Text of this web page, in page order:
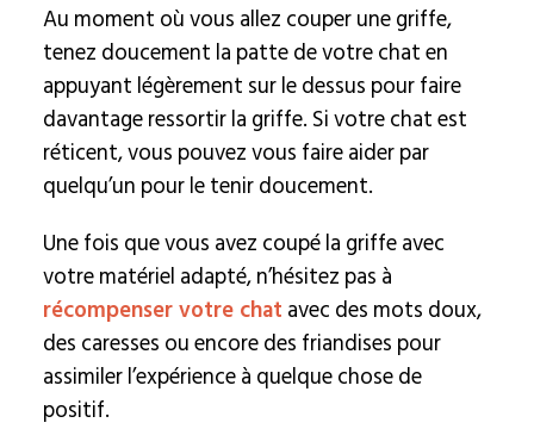
Au moment où vous allez couper une griffe,
tenez doucement la patte de votre chat en
appuyant légèrement sur le dessus pour faire
davantage ressortir la griffe. Si votre chat est
réticent, vous pouvez vous faire aider par
quelqu’un pour le tenir doucement.
Une fois que vous avez coupé la griffe avec
votre matériel adapté, n’hésitez pas à
récompenser votre chat avec des mots doux,
des caresses ou encore des friandises pour
assimiler l’expérience à quelque chose de
positif.